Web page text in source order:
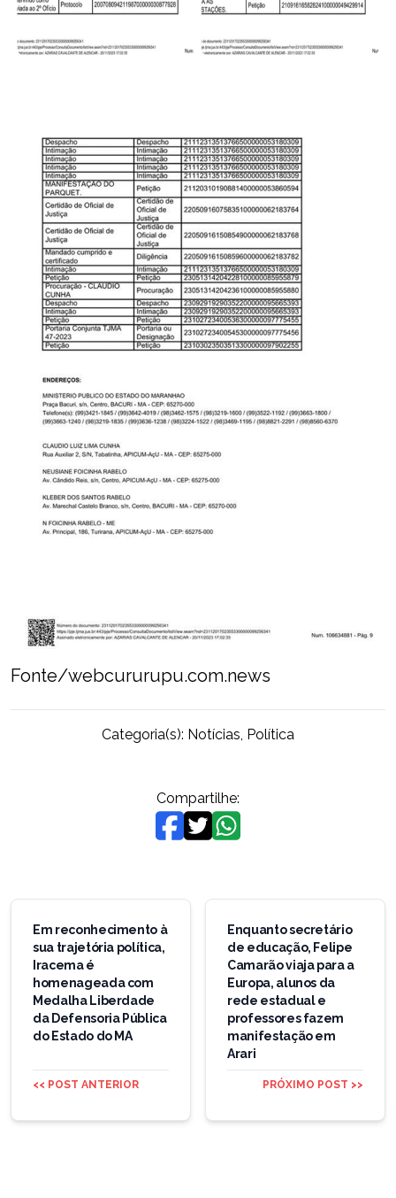
Fonte/webcururupu.com.news
Categoria(s): Notícias, Política
Compartilhe:
Navegação
Post
Em reconhecimento à
sua trajetória política,
Iracema é
homenageada com
Medalha Liberdade
da Defensoria Pública
do Estado do MA
<< POST ANTERIOR
Enquanto secretário
de educação, Felipe
Camarão viaja para a
Europa, alunos da
rede estadual e
professores fazem
manifestação em
Arari
PRÓXIMO POST >>